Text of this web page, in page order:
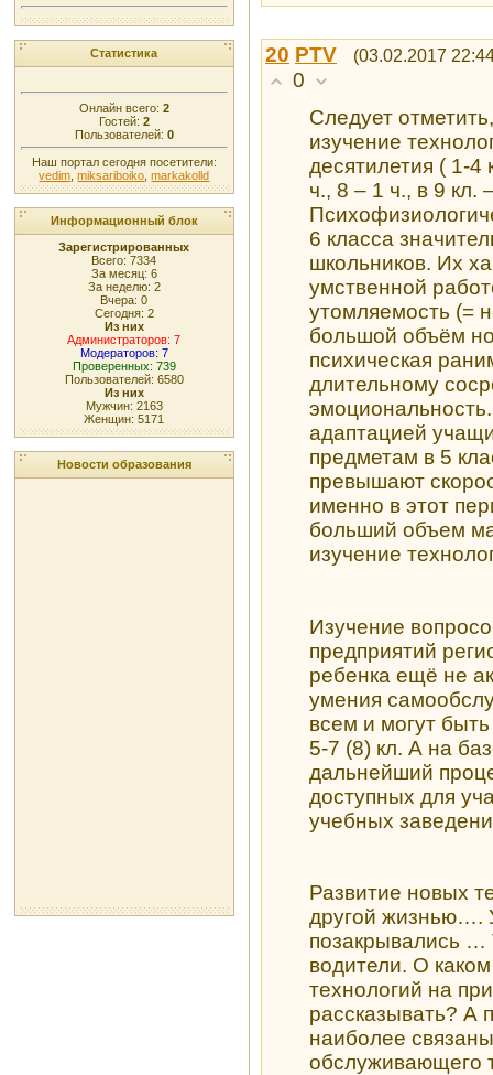
Статистика
Онлайн всего: 2
Гостей: 2
Пользователей: 0
Наш портал сегодня посетители:
vedim ,miksariboiko ,markakolld
Информационный блок
Зарегистрированных
Всего: 7334
За месяц: 6
За неделю: 2
Вчера: 0
Сегодня: 2
Из них
Администраторов: 7
Модераторов: 7
Проверенных: 739
Пользователей: 6580
Из них
Мужчин: 2163
Женщин: 5171
Новости образования
20 PTV (03.02.2017
0
Следует
изучение
десятилетия ( 1-4
ч., 8 – 1 ч., в 9 кл.
6 класса
школьников. Их
умственной
утомляемость (=
большой объём
психическая
длительному
адаптацией
предметам в 5
превышают
именно в этот
больший объем
изучение
Изучение
предприятий
ребенка ещё не
умения
всем и могут
5-7 (8) кл. А на
дальнейший
доступных для
учебных
Развитие новых
другой жизнью….
позакрывались
водители. О
технологий на
рассказывать? А
наиболее
обслуживающего